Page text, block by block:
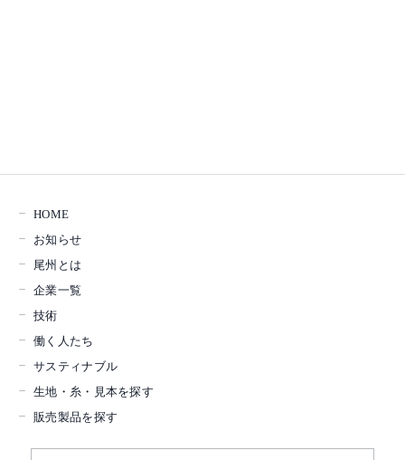
HOME
お知らせ
尾州とは
企業一覧
技術
働く人たち
サスティナブル
生地・糸・見本を探す
販売製品を探す